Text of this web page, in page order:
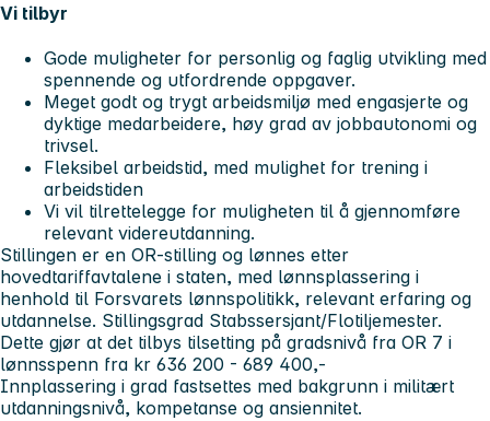
Vi tilbyr
Gode muligheter for personlig og faglig utvikling med
spennende og utfordrende oppgaver.
Meget godt og trygt arbeidsmiljø med engasjerte og
dyktige medarbeidere, høy grad av jobbautonomi og
trivsel.
Fleksibel arbeidstid, med mulighet for trening i
arbeidstiden
Vi vil tilrettelegge for muligheten til å gjennomføre
relevant videreutdanning.
Stillingen er en OR-stilling og lønnes etter
hovedtariffavtalene i staten, med lønnsplassering i
henhold til Forsvarets lønnspolitikk, relevant erfaring og
utdannelse. Stillingsgrad Stabssersjant/Flotiljemester.
Dette gjør at det tilbys tilsetting på gradsnivå fra OR 7 i
lønnsspenn fra kr 636 200 - 689 400,-
Innplassering i grad fastsettes med bakgrunn i militært
utdanningsnivå, kompetanse og ansiennitet.